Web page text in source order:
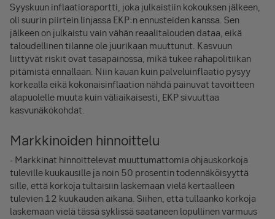
Syyskuun inflaatioraportti, joka julkaistiin kokouksen jälkeen,
oli suurin piirtein linjassa EKP:n ennusteiden kanssa. Sen
jälkeen on julkaistu vain vähän reaalitalouden dataa, eikä
taloudellinen tilanne ole juurikaan muuttunut. Kasvuun
liittyvät riskit ovat tasapainossa, mikä tukee rahapolitiikan
pitämistä ennallaan. Niin kauan kuin palveluinflaatio pysyy
korkealla eikä kokonaisinflaation nähdä painuvat tavoitteen
alapuolelle muuta kuin väliaikaisesti, EKP sivuuttaa
kasvunäkökohdat.
Markkinoiden hinnoittelu
- Markkinat hinnoittelevat muuttumattomia ohjauskorkoja
tuleville kuukausille ja noin 50 prosentin todennäköisyyttä
sille, että korkoja tultaisiin laskemaan vielä kertaalleen
tulevien 12 kuukauden aikana. Siihen, että tullaanko korkoja
laskemaan vielä tässä syklissä saataneen lopullinen varmuus